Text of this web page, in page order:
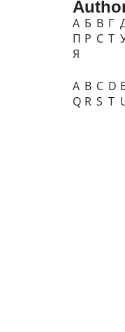
А Б В Г
П Р С Т
Я
A B C D E
Q R S T